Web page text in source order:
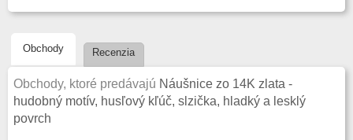
Obchody Recenzia
Obchody, ktoré predávajú Náušnice zo 14K zlata -
hudobný motív, husľový kľúč, slzička, hladký a lesklý
povrch